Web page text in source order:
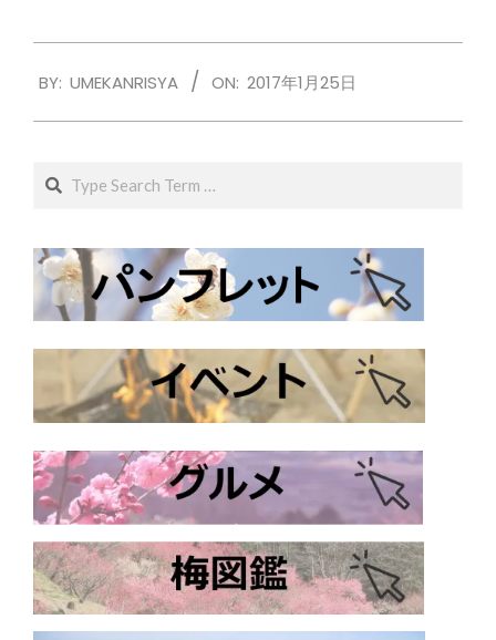
01-
BY: UMEKANRISYA ON: 2017年1月25日
Search